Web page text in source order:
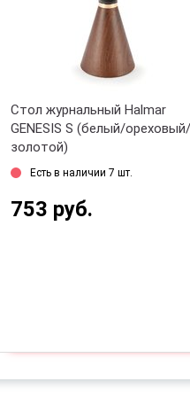
Стол журнальный
PROSTOKAT
черный)
Нет в наличии
572 руб.